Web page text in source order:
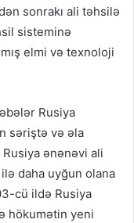
sonrakı ali təhsilə
sisteminə
elmi və texnoloji
Rusiya
səriştə və əla
Rusiya ənənəvi ali
daha uyğun olana
cü ildə Rusiya
hökumətin yeni